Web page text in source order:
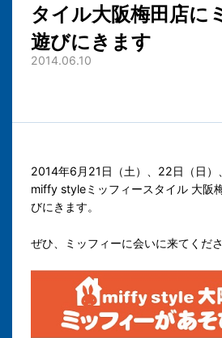
タイル大阪梅田店に
遊びにきます
2014.06.10
2014年6月21日（土）、22日（日）、
miffy styleミッフィースタイル 大阪
びにきます。
ぜひ、ミッフィーに会いに来てくださ